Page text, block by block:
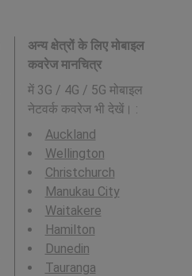
अन्य क्षेत्रों के लिए मोबाइल
कवरेज मानचित्र
में 3G / 4G / 5G मोबाइल
नेटवर्क कवरेज भी देखें। :
Auckland
Wellington
Christchurch
Manukau City
Waitakere
Hamilton
Dunedin
Tauranga